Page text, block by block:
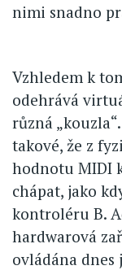
nimi snadno
Vzhledem k
odehrává
různá
takové, že z
hodnotu MIDI
chápat, jako
kontroléru B.
hardwarová
ovládána dnes